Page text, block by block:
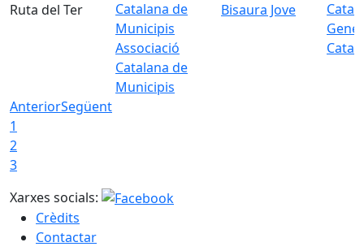
Ruta del Ter
Associació
Catalana de
Municipis
Bisaura Jove
AnteriorSegüent
1
2
3
Xarxes socials:
Crèdits
Contactar